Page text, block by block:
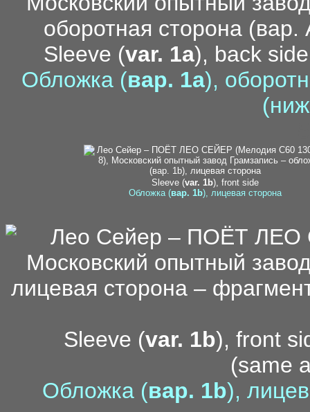
Sleeve (var. 1a), back
Обложка (вар. 1a),
Sleeve (var. 1b), front side
Обложка (вар. 1b), лицевая сторона
Sleeve (var. 1b), front
(same
Обложка (вар. 1b),